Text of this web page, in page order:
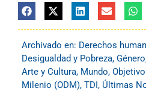
Archivado en: Derechos
Desigualdad y Pobreza, Género
Arte y Cultura, Mundo,
Milenio (ODM), TDI, Últimas